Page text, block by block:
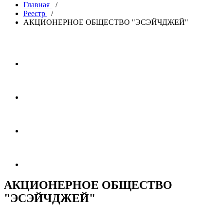
Главная
/
Реестр
/
АКЦИОНЕРНОЕ ОБЩЕСТВО "ЭСЭЙЧДЖЕЙ"
АКЦИОНЕРНОЕ ОБЩЕСТВО
"ЭСЭЙЧДЖЕЙ"